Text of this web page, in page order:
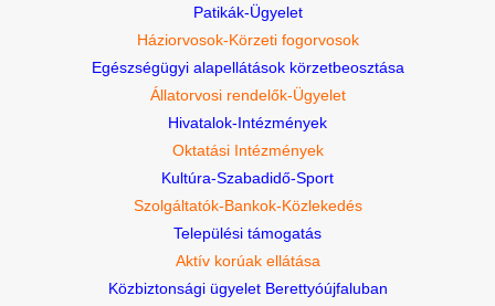
Patikák-Ügyelet
Háziorvosok-Körzeti fogorvosok
Egészségügyi alapellátások körzetbeosztása
Állatorvosi rendelők-Ügyelet
Hivatalok-Intézmények
Oktatási Intézmények
Kultúra-Szabadidő-Sport
Szolgáltatók-Bankok-Közlekedés
Települési támogatás
Aktív korúak ellátása
Közbiztonsági ügyelet Berettyóújfaluban